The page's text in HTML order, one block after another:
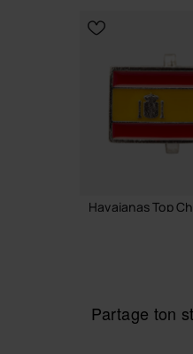
Havaianas Top
AJOUTER AU
Partage ton